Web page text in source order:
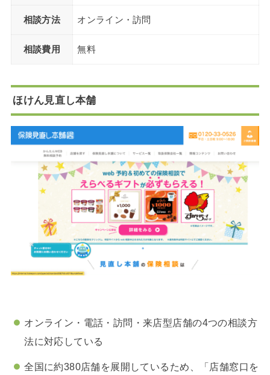
相談方法 オンライン・訪問
相談費用 無料
ほけん見直し本舗
オンライン・電話・訪問・来店型店舗の4つの相談方
法に対応している
全国に約380店舗を展開しているため、「店舗窓口を